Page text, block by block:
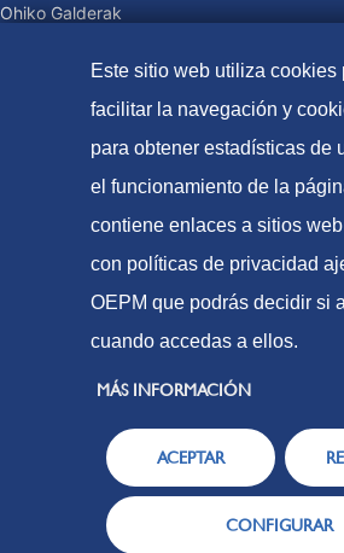
Ohiko Galderak
Ordaintzeko moduak
© Patente eta marken espainiako
Irisgarritasuna
Lege-Oharra
Cookie politika
Datuen babesa
Este sitio web utiliza cookies
facilitar la navegación y
para obtener estadísticas de
el funcionamiento de la
contiene enlaces a sitios
con políticas de privacidad
OEPM que podrás decidir si
cuando accedas a ellos.
MÁS INFORMACIÓN
ACEPTAR
CONFIGURAR